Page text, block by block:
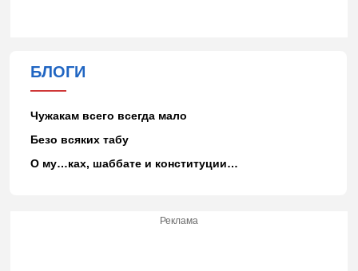
БЛОГИ
Чужакам всего всегда мало
Безо всяких табу
О му…ках, шаббате и конституции…
Реклама